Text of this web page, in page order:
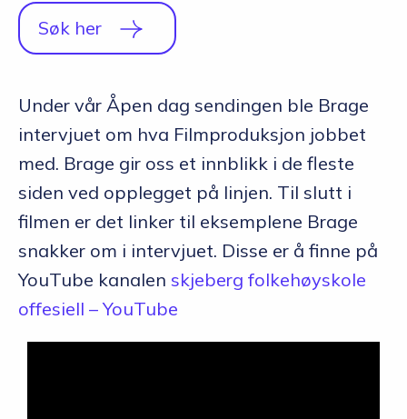
Søk her
Under vår Åpen dag sendingen ble Brage
intervjuet om hva Filmproduksjon jobbet
med. Brage gir oss et innblikk i de fleste
siden ved opplegget på linjen. Til slutt i
filmen er det linker til eksemplene Brage
snakker om i intervjuet. Disse er å finne på
YouTube kanalen skjeberg folkehøyskole
offesiell – YouTube